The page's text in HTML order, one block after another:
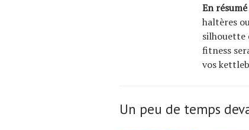
En
haltères
silhouette
fitness
vos
Un peu de temps